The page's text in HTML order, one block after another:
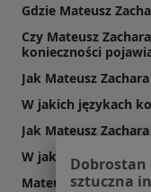
Gdzie Mateusz
Czy Mateusz
konieczności
Jak Mateusz
W jakich językach
Jak Mateusz
W jakich godzinach
Mateusz Zachara: co
sztuczna